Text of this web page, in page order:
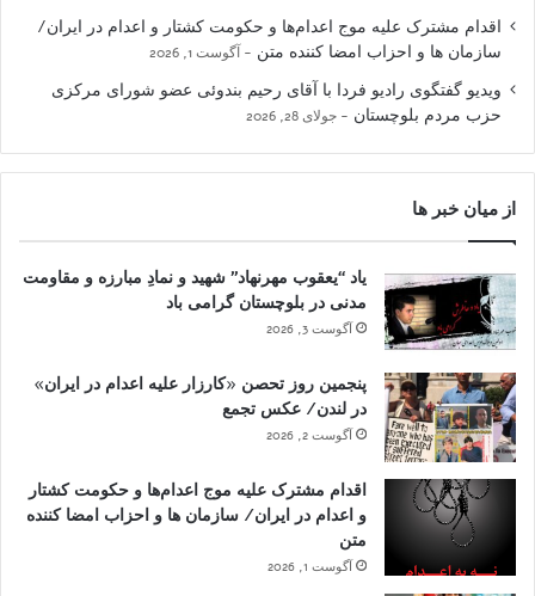
اقدام مشترک علیه موج اعدام‌ها و حکومت کشتار و اعدام در ایران/
سازمان ها و احزاب امضا کننده متن
آگوست 1, 2026
ویدیو گفتگوی رادیو فردا با آقای رحیم بندوئی عضو شورای مرکزی
حزب مردم بلوچستان
جولای 28, 2026
از میان خبر ها
یاد “یعقوب مهرنهاد” شهید و نمادِ مبارزه و مقاومت
مدنی در بلوچستان گرامی باد
آگوست 3, 2026
پنجمین روز تحصن «کارزار علیه اعدام در ایران»
در لندن/ عکس تجمع
آگوست 2, 2026
اقدام مشترک علیه موج اعدام‌ها و حکومت کشتار
و اعدام در ایران/ سازمان ها و احزاب امضا کننده
متن
آگوست 1, 2026